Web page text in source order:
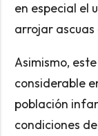
en especial el
arrojar ascuas
Asimismo,
considerable
población
condiciones